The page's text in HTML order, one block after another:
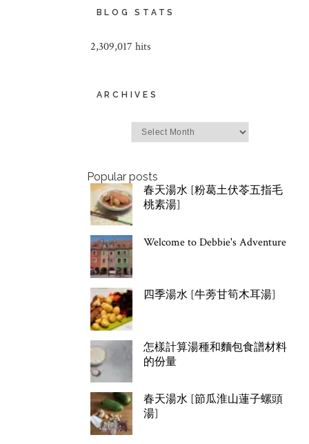
BLOG STATS
2,309,017 hits
ARCHIVES
Popular posts
春天湯水 [粉葛土伏苓五指毛
桃素湯]
Welcome to Debbie's Adventure
四季湯水 [牛蒡甘筍木耳湯]
怎樣計算湯種和麵包食譜材料
的份量
春天湯水 [節瓜淮山蓮子螺頭
湯]